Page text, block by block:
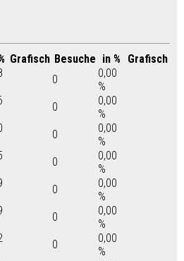
Grafisch Besuche in %
Grafisch
0
0,00
%
0
0,00
%
0
0,00
%
0
0,00
%
0
0,00
%
0
0,00
%
0
0,00
%